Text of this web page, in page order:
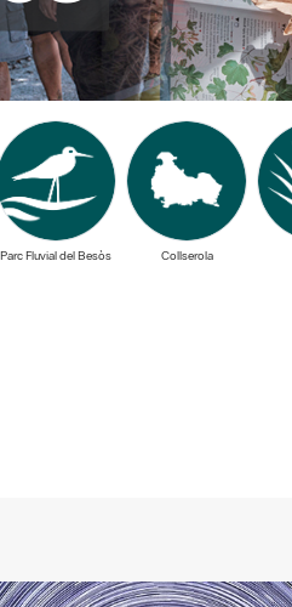
Parc Fluvial del Besòs